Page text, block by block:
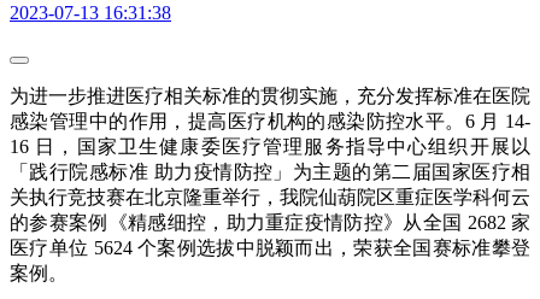
2023-07-13 16:31:38
为进一步推进医疗相关标准的贯彻实施，充分发挥标准在医院
感染管理中的作用，提高医疗机构的感染防控水平。6 月 14-
16 日，国家卫生健康委医疗管理服务指导中心组织开展以
「践行院感标准 助力疫情防控」为主题的第二届国家医疗相
关执行竞技赛在北京隆重举行，我院仙葫院区重症医学科何云
的参赛案例《精感细控，助力重症疫情防控》从全国 2682 家
医疗单位 5624 个案例选拔中脱颖而出，荣获全国赛标准攀登
案例。